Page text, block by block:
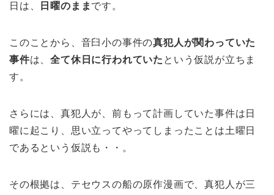
日は、 日曜のまま です。
このことから、音臼小の事件の真犯人が関わっていた
事件は、全て休日に行われていた という仮説が立ちま
す。
さらには、真犯人が、前もって計画していた事件は日
曜に起こり、思い立ってやってしまったことは土曜日
であるという仮説も・・。
その根拠は、テセウスの船の原作漫画で、真犯人が三